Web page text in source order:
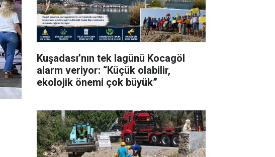
Kuşadası’nın tek lagünü Kocagöl
alarm veriyor: “Küçük olabilir,
ekolojik önemi çok büyük”